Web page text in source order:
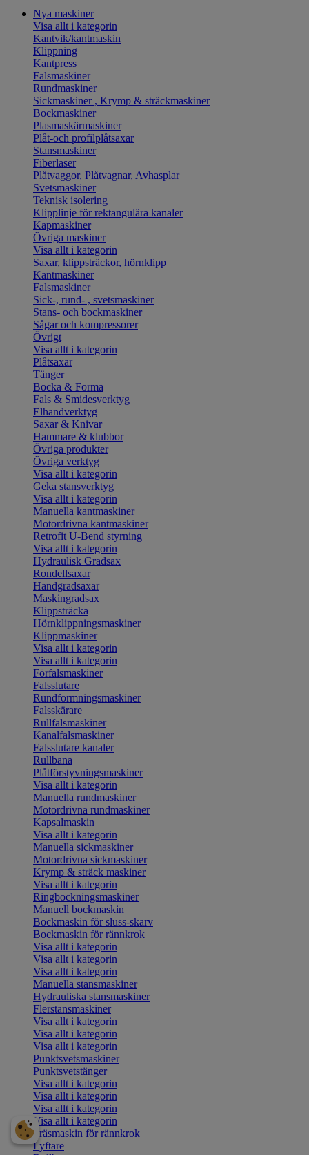
Nya maskiner
Visa allt i kategorin
Kantvik/kantmaskin
Klippning
Kantpress
Falsmaskiner
Rundmaskiner
Sickmaskiner , Krymp & sträckmaskiner
Bockmaskiner
Plasmaskärmaskiner
Plåt-och profilplåtsaxar
Stansmaskiner
Fiberlaser
Plåtvaggor, Plåtvagnar, Avhasplar
Svetsmaskiner
Teknisk isolering
Klipplinje för rektangulära kanaler
Kapmaskiner
Övriga maskiner
Visa allt i kategorin
Saxar, klippsträckor, hörnklipp
Kantmaskiner
Falsmaskiner
Sick-, rund- , svetsmaskiner
Stans- och bockmaskiner
Sågar och kompressorer
Övrigt
Visa allt i kategorin
Plåtsaxar
Tänger
Bocka & Forma
Fals & Smidesverktyg
Elhandverktyg
Saxar & Knivar
Hammare & klubbor
Övriga produkter
Övriga verktyg
Visa allt i kategorin
Geka stansverktyg
Visa allt i kategorin
Manuella kantmaskiner
Motordrivna kantmaskiner
Retrofit U-Bend styrning
Visa allt i kategorin
Hydraulisk Gradsax
Rondellsaxar
Handgradsaxar
Maskingradsax
Klippsträcka
Hörnklippningsmaskiner
Klippmaskiner
Visa allt i kategorin
Visa allt i kategorin
Förfalsmaskiner
Falsslutare
Rundformningsmaskiner
Falsskärare
Rullfalsmaskiner
Kanalfalsmaskiner
Falsslutare kanaler
Rullbana
Plåtförstyvningsmaskiner
Visa allt i kategorin
Manuella rundmaskiner
Motordrivna rundmaskiner
Kapsalmaskin
Visa allt i kategorin
Manuella sickmaskiner
Motordrivna sickmaskiner
Krymp & sträck maskiner
Visa allt i kategorin
Ringbockningsmaskiner
Manuell bockmaskin
Bockmaskin för sluss-skarv
Bockmaskin för rännkrok
Visa allt i kategorin
Visa allt i kategorin
Visa allt i kategorin
Manuella stansmaskiner
Hydrauliska stansmaskiner
Flerstansmaskiner
Visa allt i kategorin
Visa allt i kategorin
Visa allt i kategorin
Punktsvetsmaskiner
Punktsvetstänger
Visa allt i kategorin
Visa allt i kategorin
Visa allt i kategorin
Visa allt i kategorin
Fräsmaskin för rännkrok
Lyftare